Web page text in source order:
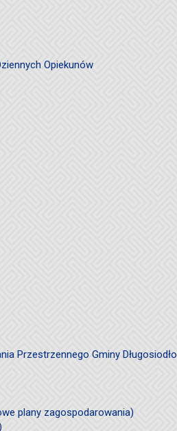
Opiekunów
Przestrzennego Gminy Długosiodło
plany zagospodarowania)